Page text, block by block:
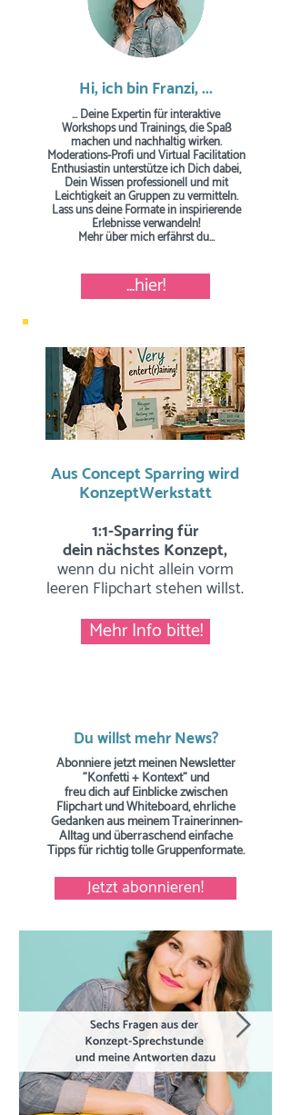
Hi, ich bin Franzi, ...
... Deine Expertin für interaktive
Workshops und Trainings, die Spaß
machen und nachhaltig wirken.
Moderations-Profi und Virtual Facilitation
Enthusiastin unterstütze ich Dich dabei,
Dein Wissen professionell und mit
Leichtigkeit an Gruppen zu vermitteln.
Lass uns deine Formate in inspirierende
Erlebnisse verwandeln!
Mehr über mich erfährst du...
...hier!
Aus Concept Sparring wird
KonzeptWerkstatt
1:1-Sparring für
dein nächstes Konzept,
wenn du nicht allein vorm
leeren Flipchart stehen willst.
Mehr Info bitte!
Du willst mehr News?
Abonniere jetzt meinen Newsletter
"Konfetti + Kontext" und
freu dich auf Einblicke zwischen
Flipchart und Whiteboard, ehrliche
Gedanken aus meinem Trainerinnen-
Alltag und überraschend einfache
Tippsfür richtig tolle Gruppenformate.
Jetzt abonnieren!